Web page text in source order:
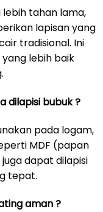
tahan lama,
lapisan yang
tradisional. Ini
lebih baik
dilapisi bubuk ?
pada logam,
MDF (papan
dapat dilapisi
tepat.
aman ?